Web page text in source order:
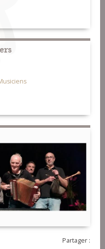
Partager :